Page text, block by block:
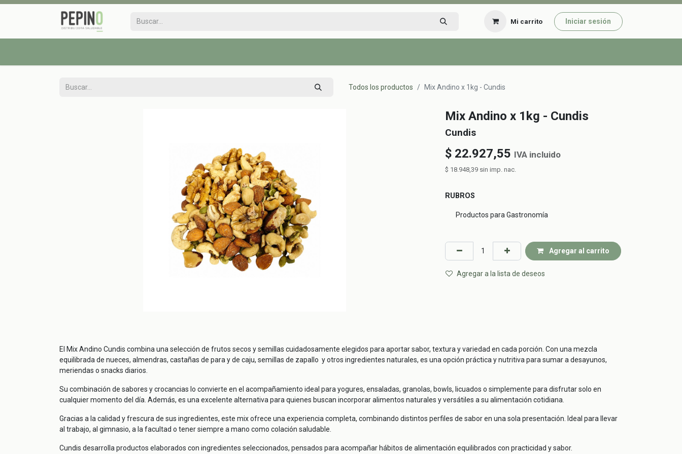
Mi carrito Iniciar sesión
Todos los productos Mix Andino x 1kg - Cundis
Mix Andino x 1kg - Cundis
Cundis
$ 22.927,55 IVA incluido
$ 18.948,39 sin imp. nac.
RUBROS
Productos para Gastronomía
Agregar al carrito
Agregar a la lista de deseos
El Mix Andino Cundis combina una selección de frutos secos y semillas cuidadosamente elegidos para aportar sabor, textura y variedad en cada porción. Con una mezcla
equilibrada de nueces, almendras, castañas de para y de caju, semillas de zapallo y otros ingredientes naturales, es una opción práctica y nutritiva para sumar a desayunos,
meriendas o snacks diarios.
Su combinación de sabores y crocancias lo convierte en el acompañamiento ideal para yogures, ensaladas, granolas, bowls, licuados o simplemente para disfrutar solo en
cualquier momento del día. Además, es una excelente alternativa para quienes buscan incorporar alimentos naturales y versátiles a su alimentación cotidiana.
Gracias a la calidad y frescura de sus ingredientes, este mix ofrece una experiencia completa, combinando distintos perfiles de sabor en una sola presentación. Ideal para llevar
al trabajo, al gimnasio, a la facultad o tener siempre a mano como colación saludable.
Cundis desarrolla productos elaborados con ingredientes seleccionados, pensados para acompañar hábitos de alimentación equilibrados con practicidad y sabor.